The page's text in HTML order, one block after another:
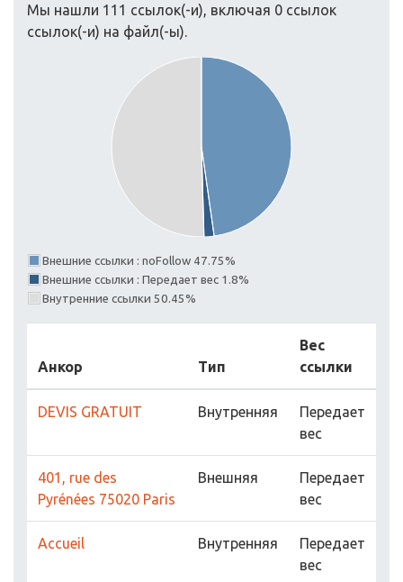
Мы нашли 111 ссылок(-и), включая 0 ссылок
ссылок(-и) на файл(-ы).
Внешние ссылки : noFollow 47.75%
Внешние ссылки : Передает вес 1.8%
Внутренние ссылки 50.45%
Анкор Тип
Вес
ссылки
DEVIS GRATUIT Внутренняя
Передает
вес
401, rue des
Pyrénées 75020 Paris
Внешняя
Передает
вес
Accueil Внутренняя
Передает
вес